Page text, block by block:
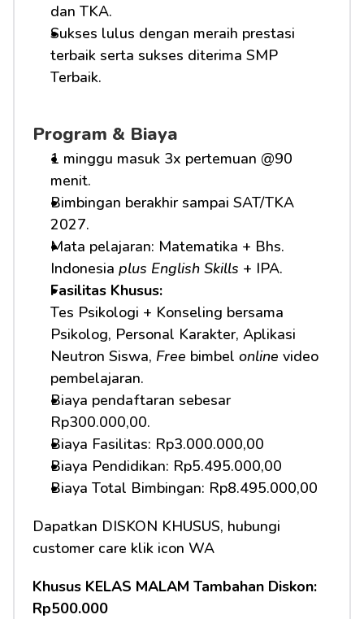
dan TKA.
Sukses lulus dengan meraih prestasi
terbaik serta sukses diterima SMP
Terbaik.
Program & Biaya
1 minggu masuk 3x pertemuan @90
menit.
Bimbingan berakhir sampai SAT/TKA
2027.
Mata pelajaran: Matematika + Bhs.
Indonesia plus English Skills + IPA.
Fasilitas Khusus:
Tes Psikologi + Konseling bersama
Psikolog, Personal Karakter, Aplikasi
Neutron Siswa, Free bimbel online video
pembelajaran.
Biaya pendaftaran sebesar
Rp300.000,00.
Biaya Fasilitas: Rp3.000.000,00
Biaya Pendidikan: Rp5.495.000,00
Biaya Total Bimbingan: Rp8.495.000,00
Dapatkan DISKON KHUSUS, hubungi
customer care klik icon WA
Khusus KELAS MALAM Tambahan Diskon:
Rp500.000